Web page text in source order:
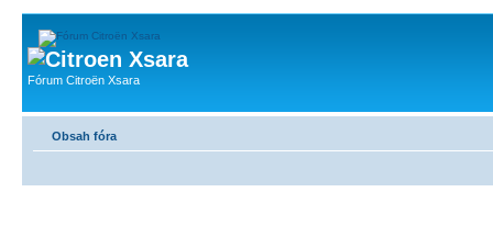
Fórum Citroën Xsara
Obsah fóra